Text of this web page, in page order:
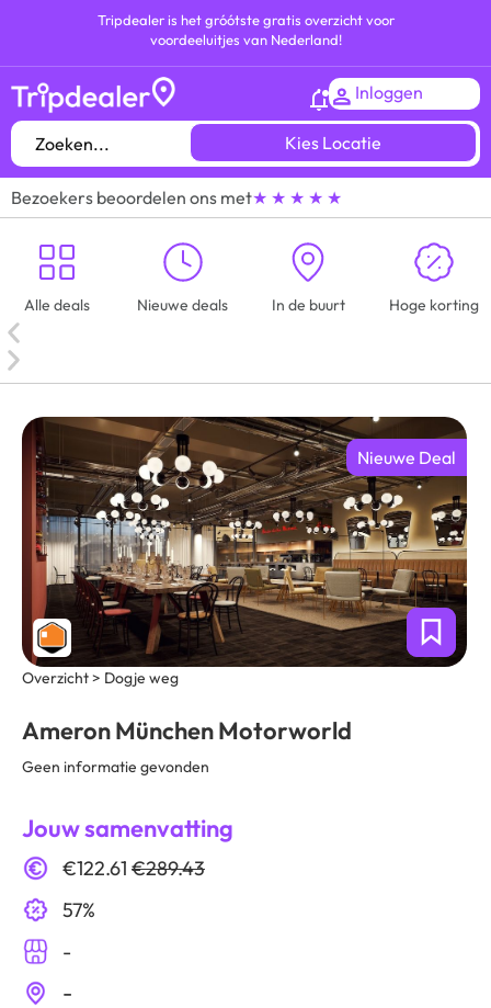
Tripdealer is het gróótste gratis overzicht voor
voordeeluitjes van Nederland!
Inloggen
Kies Locatie
Bezoekers beoordelen ons met★ ★ ★ ★ ★
Alle deals Nieuwe deals In de buurt Hoge korting
Nieuwe Deal
Overzicht > Dogje weg
Ameron München Motorworld
Geen informatie gevonden
Jouw samenvatting
€122.61 €289.43
57%
-
-